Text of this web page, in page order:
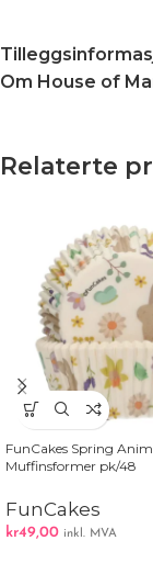
Om House of
Relaterte
FunCakes Spring
Muffinsformer pk/48
FunCakes
kr49,00 inkl. MVA